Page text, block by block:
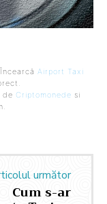
Airport Taxi
de Criptomonede si
următor
Cum s-ar